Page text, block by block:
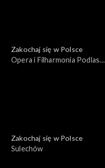
Zakochaj się w Polsce
Opera i Filharmonia Podlaska
Zakochaj się w Polsce
Sulechów